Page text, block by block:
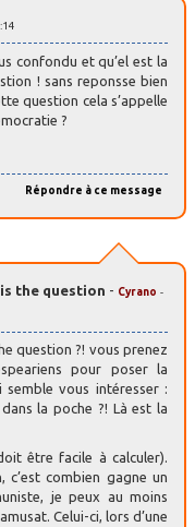
confondu et qu’el est la
! sans reponsse bien
question cela s’appelle
?
Répondre à ce message
the question - Cyrano -
question ?! vous prenez
pour poser la
semble vous intéresser :
la poche ?! Là est la
être facile à calculer).
c’est combien gagne un
je peux au moins
Celui-ci, lors d’une